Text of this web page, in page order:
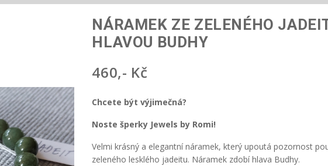
NÁRAMEK ZE ZELENÉHO
HLAVOU BUDHY
460,- Kč
Chcete být výjimečná?
Noste šperky Jewels by Romi!
Velmi krásný a elegantní náramek, který upoutá pozornost
zeleného lesklého jadeitu. Náramek zdobí hlava Budhy.